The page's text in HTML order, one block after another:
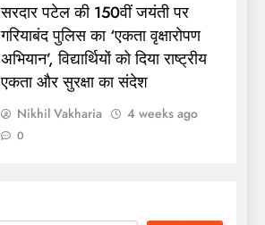
सरदार पटेल की 150वीं जयंती पर
गरियाबंद पुलिस का ‘एकता वृक्षारोपण
अभियान’, विद्यार्थियों को दिया राष्ट्रीय
एकता और सुरक्षा का संदेश
Nikhil Vakharia 4 weeks ago
0